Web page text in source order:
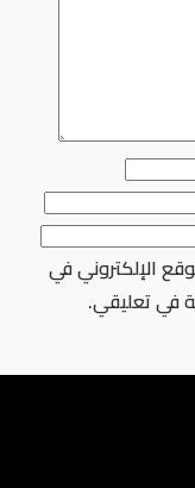
الإلكتروني في
في تعليقي.